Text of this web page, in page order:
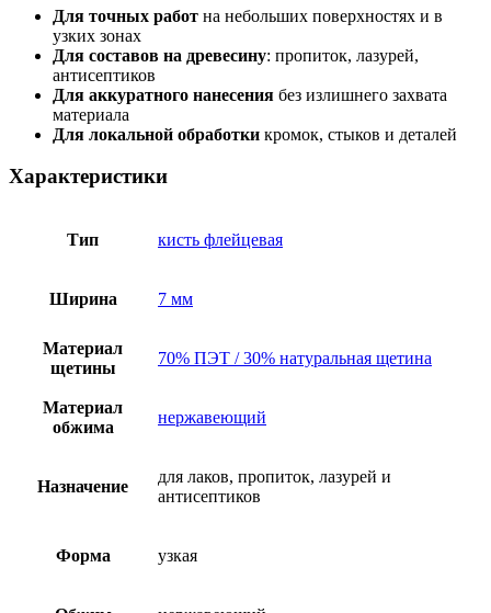
Для точных работ на небольших поверхностях и в
узких зонах
Для составов на древесину: пропиток, лазурей,
антисептиков
Для аккуратного нанесения без излишнего захвата
материала
Для локальной обработки кромок, стыков и деталей
Характеристики
Тип кисть флейцевая
Ширина 7 мм
Материал
щетины
70% ПЭТ / 30% натуральная щетина
Материал
обжима
нержавеющий
Назначение
для лаков, пропиток, лазурей и
антисептиков
Форма узкая